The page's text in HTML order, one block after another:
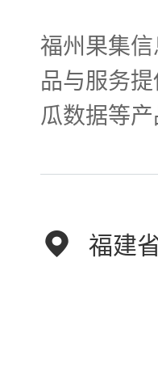
福州果集
品与服务
瓜数据等产
福建